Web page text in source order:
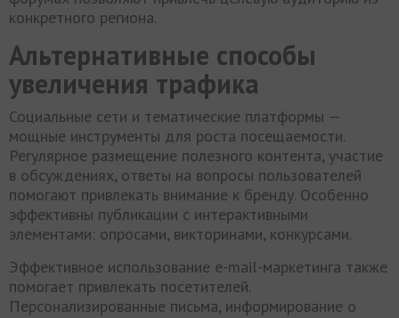
конкретного региона.
Альтернативные способы
увеличения трафика
Социальные сети и тематические платформы —
мощные инструменты для роста посещаемости.
Регулярное размещение полезного контента, участие
в обсуждениях, ответы на вопросы пользователей
помогают привлекать внимание к бренду. Особенно
эффективны публикации с интерактивными
элементами: опросами, викторинами, конкурсами.
Эффективное использование e-mail-маркетинга также
помогает привлекать посетителей.
Персонализированные письма, информирование о